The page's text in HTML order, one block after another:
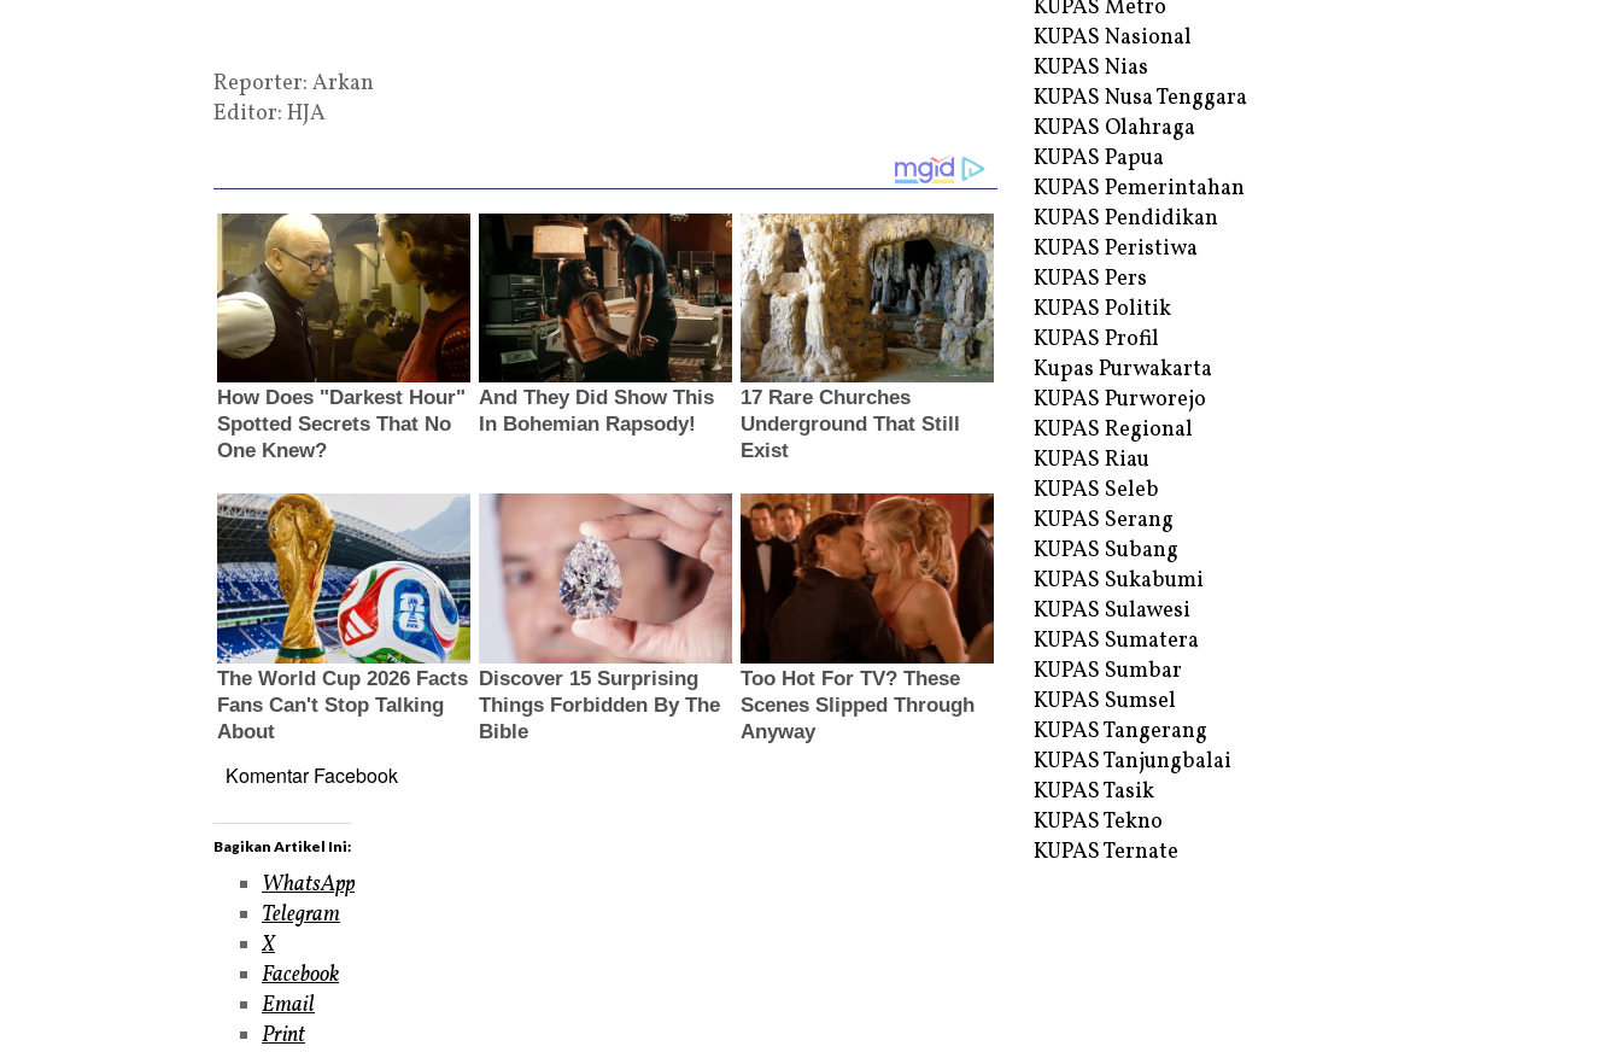
Reporter: Arkan
Editor: HJA
Komentar Facebook
Bagikan Artikel Ini:
WhatsApp
Telegram
X
Facebook
Email
Print
KUPAS Metro
KUPAS Nasional
KUPAS Nias
KUPAS Nusa Tenggara
KUPAS Olahraga
KUPAS Papua
KUPAS Pemerintahan
KUPAS Pendidikan
KUPAS Peristiwa
KUPAS Pers
KUPAS Politik
KUPAS Profil
Kupas Purwakarta
KUPAS Purworejo
KUPAS Regional
KUPAS Riau
KUPAS Seleb
KUPAS Serang
KUPAS Subang
KUPAS Sukabumi
KUPAS Sulawesi
KUPAS Sumatera
KUPAS Sumbar
KUPAS Sumsel
KUPAS Tangerang
KUPAS Tanjungbalai
KUPAS Tasik
KUPAS Tekno
KUPAS Ternate